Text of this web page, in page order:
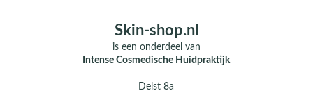
Skin-shop.nl
is een onderdeel van
Intense Cosmedische Huidpraktijk
Delst 8a